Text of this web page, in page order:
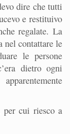
dire che tutti
e restituivo
regalate. La
nel contattare le
le persone
dietro ogni
per cui riesco a